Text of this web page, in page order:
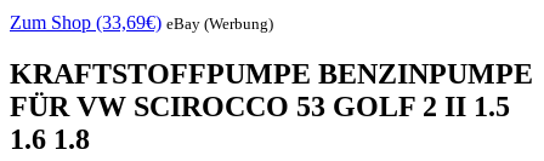
Zum Shop (33,69€) eBay (Werbung)
KRAFTSTOFFPUMPE BENZINPUMPE
FÜR VW SCIROCCO 53 GOLF 2 II 1.5
1.6 1.8